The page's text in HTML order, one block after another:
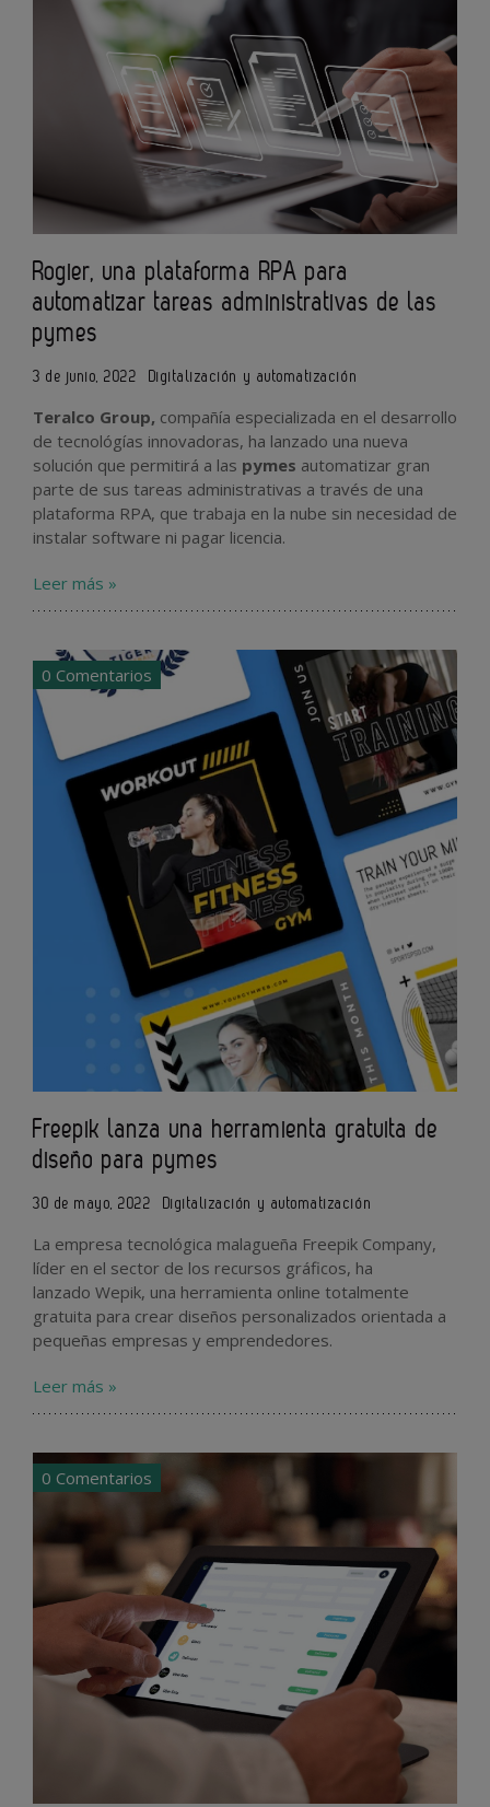
Rogier, una plataforma RPA para
automatizar tareas administrativas de las
pymes
3 de junio, 2022 Digitalización y automatización
Teralco Group, compañía especializada en el desarrollo
de tecnológías innovadoras, ha lanzado una nueva
solución que permitirá a las pymes automatizar gran
parte de sus tareas administrativas a través de una
plataforma RPA, que trabaja en la nube sin necesidad de
instalar software ni pagar licencia.
Leer más »
0 Comentarios
Freepik lanza una herramienta gratuita de
diseño para pymes
30 de mayo, 2022 Digitalización y automatización
La empresa tecnológica malagueña Freepik Company,
líder en el sector de los recursos gráficos, ha
lanzado Wepik, una herramienta online totalmente
gratuita para crear diseños personalizados orientada a
pequeñas empresas y emprendedores.
Leer más »
0 Comentarios